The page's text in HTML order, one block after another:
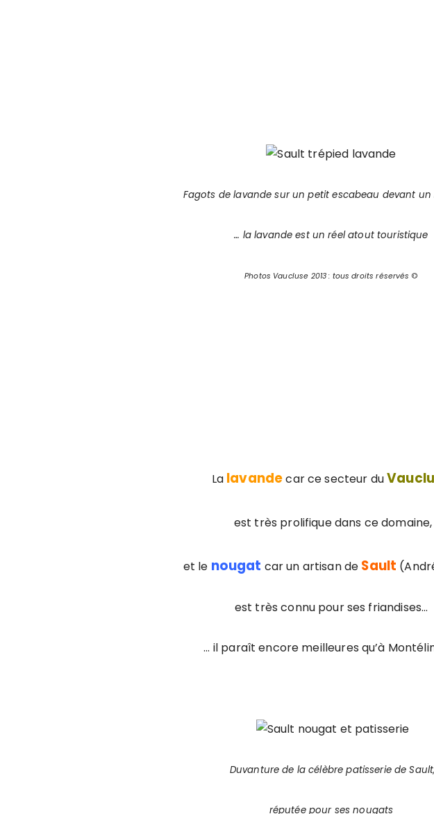
Fagots de lavande sur un petit escabeau devant
… la lavande est un réel atout touristique
Photos Vaucluse 2013 : tous droits réservés ©
La lavandecar ce secteur du
est très prolifique dans ce domaine,
et le nougat car un artisan de Sault
est très connu pour ses friandises…
… il paraît encore meilleures qu’à
Duvanture de la célèbre patisserie de Sault,
réputée pour ses nougats